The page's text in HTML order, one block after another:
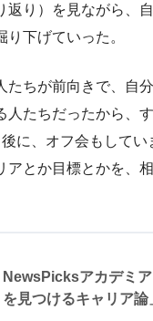
返り）を見ながら、
り下げていった。
たちが前向きで、自
人たちだったから、
に、オフ会もしてい
アとか目標とかを、
NewsPicksアカデミ
を見つけるキャリア論